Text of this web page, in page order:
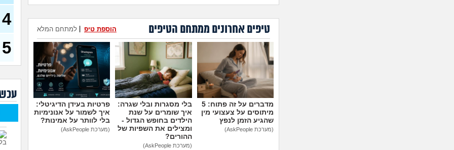
טיפים אחרונים ממתחם הטיפים למתחם המלא הוספת טיפ
מדברים על זה פתוח: 5
מיתוסים על צעצועי מין
שהגיע הזמן לנפץ
(מערכת AskPeople)
בלי מסגרות ובלי שגרה:
איך שומרים על שנת
הילדים בחופש הגדול -
ומצילים את השפיות של
ההורים?
(מערכת AskPeople)
פרטיות בעידן הדיגיטלי:
איך לשמור על אנונימיות
בלי לוותר על אמינות?
(מערכת AskPeople)
4
5